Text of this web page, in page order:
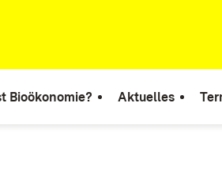
Bioökonomie? Aktuelles